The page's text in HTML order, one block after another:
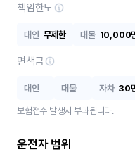
책임한도
대인 무제한 대물 10,000
면책금
대인 - 대물 - 자차 30
보험접수 발생시 부과됩니다.
운전자 범위